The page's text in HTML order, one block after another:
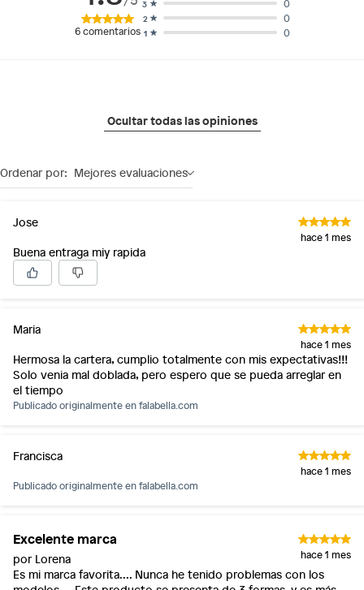
6 comentarios 1 0
2 0
3 0
Ocultar todas las opiniones
Ordenar por: Mejores evaluaciones
Jose
hace 1 mes
Buena entraga miy rapida
Maria
hace 1 mes
Hermosa la cartera, cumplio totalmente con mis expectativas!!!
Solo venia mal doblada, pero espero que se pueda arreglar en
el tiempo
Publicado originalmente enfalabella.com
Francisca
hace 1 mes
Publicado originalmente enfalabella.com
Excelente marca
por Lorena hace 1 mes
Es mi marca favorita.... Nunca he tenido problemas con los